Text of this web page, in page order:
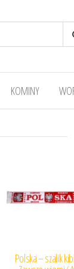
KOMINY
Polska – szalik